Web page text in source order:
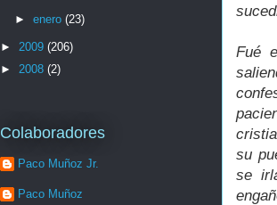
Fué
su
se
► enero (23)
► 2009 (206)
► 2008 (2)
Colaboradores
Paco Muñoz Jr.
Paco Muñoz